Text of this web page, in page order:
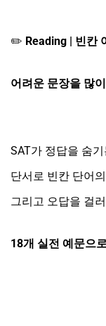
✏ Reading | 빈칸
어려운 문장을 많
SAT가 정답을 숨
단서로 빈칸 단어
그리고 오답을 걸
18개 실전 예문으